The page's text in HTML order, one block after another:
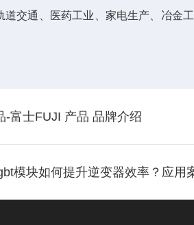
交通、医药工业、家电生产、冶金
-富士FUJI 产品 品牌介绍
模块如何提升逆变器效率？应用